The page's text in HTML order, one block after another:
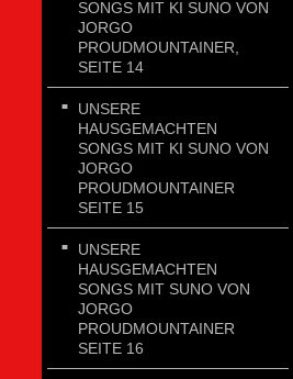
SONGS MIT KI SUNO VON
JORGO
PROUDMOUNTAINER,
SEITE 14
UNSERE
HAUSGEMACHTEN
SONGS MIT KI SUNO VON
JORGO
PROUDMOUNTAINER
SEITE 15
UNSERE
HAUSGEMACHTEN
SONGS MIT SUNO VON
JORGO
PROUDMOUNTAINER
SEITE 16